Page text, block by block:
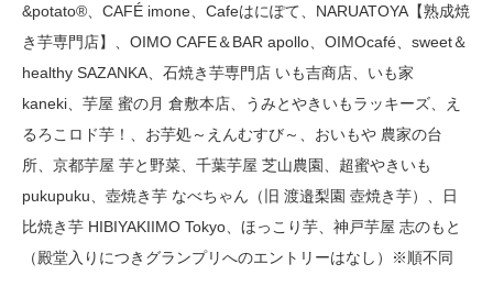
&potato®、CAFÉ imone、Cafeはにぽて、NARUATOYA【熟成焼
き芋専門店】、OIMO CAFE＆BAR apollo、OIMOcafé、sweet＆
healthy SAZANKA、石焼き芋専門店 いも吉商店、いも家
kaneki、芋屋 蜜の月 倉敷本店、うみとやきいもラッキーズ、え
るろこロド芋！、お芋処～えんむすび～、おいもや 農家の台
所、京都芋屋 芋と野菜、千葉芋屋 芝山農園、超蜜やきいも
pukupuku、壺焼き芋 なべちゃん（旧 渡邉梨園 壺焼き芋）、日
比焼き芋 HIBIYAKIIMO Tokyo、ほっこり芋、神戸芋屋 志のもと
（殿堂入りにつきグランプリへのエントリーはなし）※順不同